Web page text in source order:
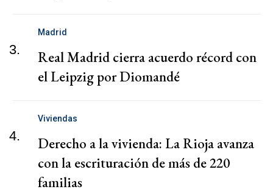
3.
Madrid
Real Madrid cierra acuerdo récord con
el Leipzig por Diomandé
4.
Viviendas
Derecho a la vivienda: La Rioja avanza
con la escrituración de más de 220
familias